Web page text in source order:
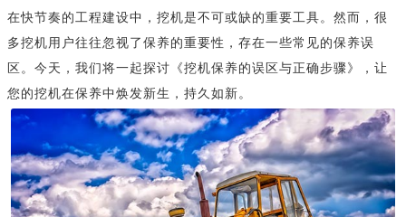
在快节奏的工程建设中，挖机是不可或缺的重要工具。然而，很
多挖机用户往往忽视了保养的重要性，存在一些常见的保养误
区。今天，我们将一起探讨《挖机保养的误区与正确步骤》，让
您的挖机在保养中焕发新生，持久如新。